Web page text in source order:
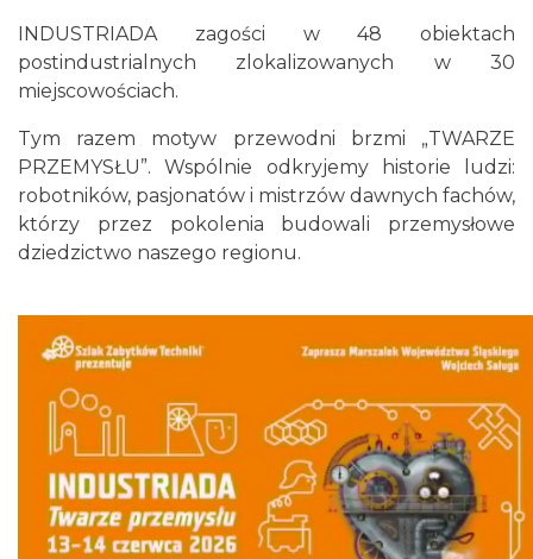
Dożynki Powiatowo-Gminne w Żarkach
2026
Żarki
0.48 km
XIII Myszkowska Ósemka 2026 – bieg
uliczny w Myszkowie na dystansie 8 km
Myszków
2026-09-06
4.96 km
INDUSTRIADA zagości w 48 obiektach
postindustrialnych zlokalizowanych w 30
miejscowościach.
Tym razem motyw przewodni brzmi „TWARZE
PRZEMYSŁU”. Wspólnie odkryjemy historie ludzi:
robotników, pasjonatów i mistrzów dawnych fachów,
którzy przez pokolenia budowali przemysłowe
dziedzictwo naszego regionu.